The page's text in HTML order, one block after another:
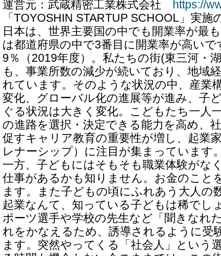
運営元：武蔵精密工業株式会社
https://
「TOYOSHIN STARTUP SCHOOL」実施
日本は、世界主要国の中でも開業率が最
は都道府県の中で3番目に開業率が高い
9％（2019年度）。私たちの街(東三河・
も、事業所数の減少が続いており、地域
れています。そのような状況の中、産業
変化、グローバル化の進展等が進み、子
ぐる状況は大きく変化。こどもたち一人
の進路を選択・決定できる能力を高め、
促すキャリア教育の重要性が増し、起業
レナーシップ）に注目が集まっています
一方、子どもにはそもそも職業体験がな
仕事があるかも知りません。お金のこと
ます。また子どもの頃にふれあう大人の
起業なんて、知っている子どもは稀でし
ポーツ選手や学校の先生など「聞きなれ
れをかなえるため、誘導されるように受
ます。突然やってくる「社会人」という